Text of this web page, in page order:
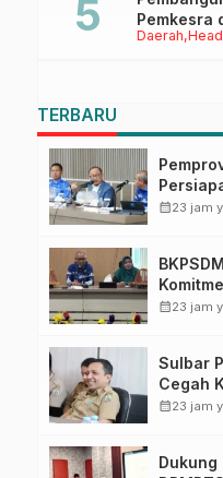
Daerah
Pemkesra
Sulbar
TERBARU
calendar_month23 jam
calendar_month23 jam
Sulbar
Cegah
calendar_month23 jam
Dukung